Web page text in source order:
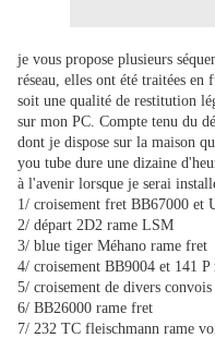
je vous propose plusieurs
réseau, elles ont été traitées
soit une qualité de restitution
sur mon PC. Compte tenu du
dont je dispose sur la maison
you tube dure une dizaine
à l'avenir lorsque je serai
1/ croisement fret BB67000 et
2/ départ 2D2 rame LSM
3/ blue tiger Méhano rame fret
4/ croisement BB9004 et 141 P
5/ croisement de divers convois
6/ BB26000 rame fret
7/ 232 TC fleischmann rame